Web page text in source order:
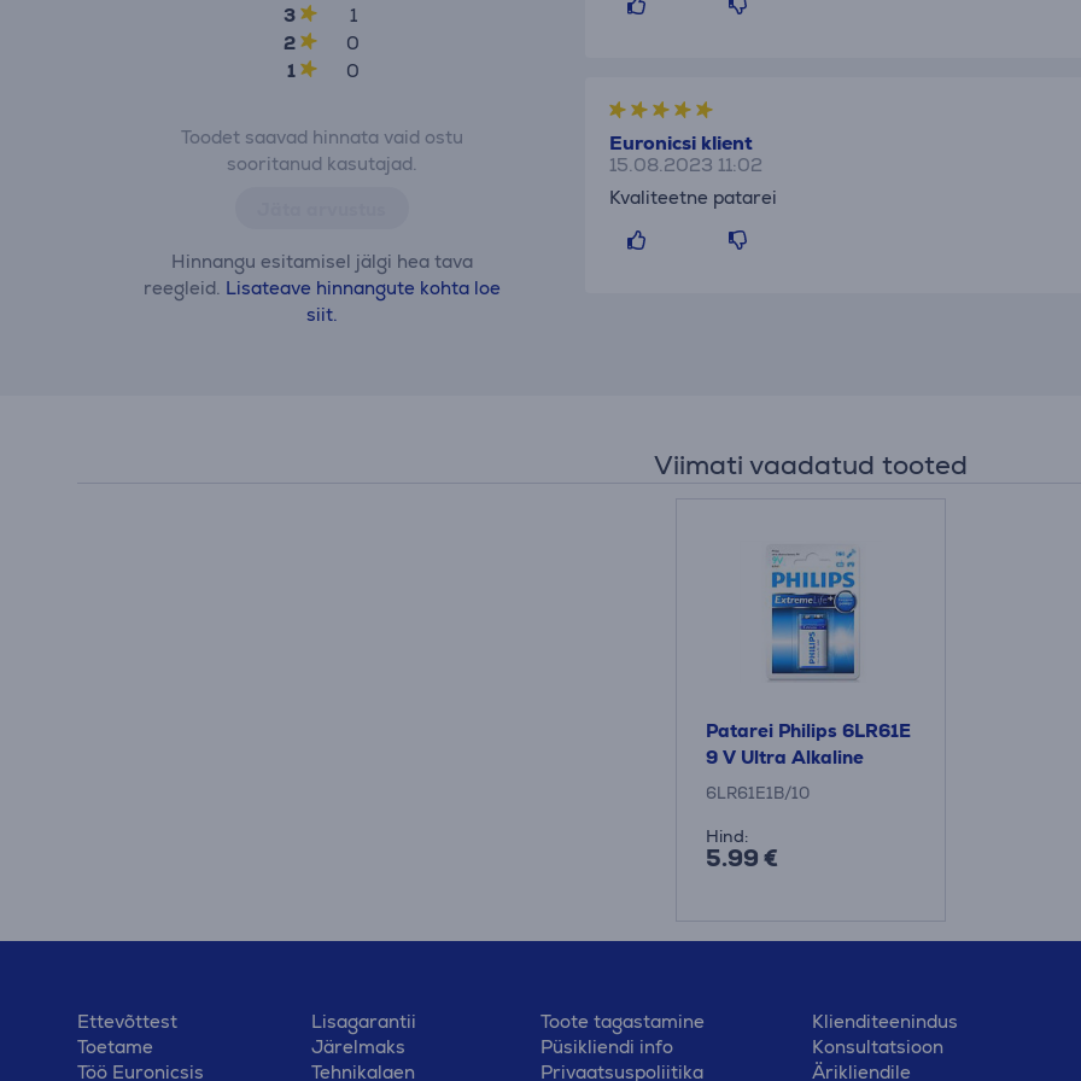
3
1
2
0
1
0
Toodet saavad hinnata vaid ostu
sooritanud kasutajad.
Hinnangu esitamisel jälgi hea tava
reegleid. Lisateave hinnangute kohta loe
siit.
Euronicsi klient
15.08.2023 11:02
Kvaliteetne patarei
Viimati vaadatud tooted
Patarei Philips 6LR61E
9 V Ultra Alkaline
6LR61E1B/10
Hind:
5.99 €
Ettevõttest
Toetame
Töö Euronicsis
Lisagarantii
Järelmaks
Tehnikalaen
Toote tagastamine
Püsikliendi info
Privaatsuspoliitika
Klienditeenindus
Konsultatsioon
Ärikliendile